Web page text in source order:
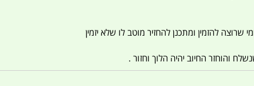
להזמין ומתכנן להחזיר מוטב לו שלא יזמין
והוחזר החיוב יהיה הלוך וחזור .